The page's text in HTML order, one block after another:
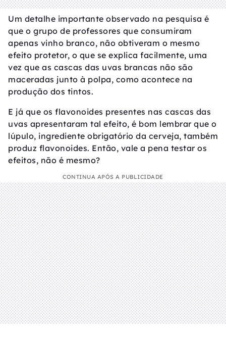
Um detalhe importante observado na pesquisa é
que o grupo de professores que consumiram
apenas vinho branco, não obtiveram o mesmo
efeito protetor, o que se explica facilmente, uma
vez que as cascas das uvas brancas não são
maceradas junto à polpa, como acontece na
produção dos tintos.
E já que os flavonoides presentes nas cascas das
uvas apresentaram tal efeito, é bom lembrar que o
lúpulo, ingrediente obrigatório da cerveja, também
produz flavonoides. Então, vale a pena testar os
efeitos, não é mesmo?
CONTINUA APÓS A PUBLICIDADE